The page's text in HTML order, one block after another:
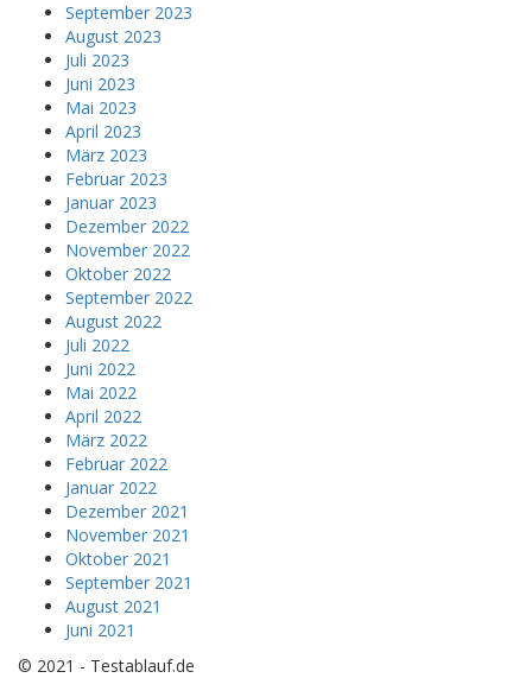
September 2023
August 2023
Juli 2023
Juni 2023
Mai 2023
April 2023
März 2023
Februar 2023
Januar 2023
Dezember 2022
November 2022
Oktober 2022
September 2022
August 2022
Juli 2022
Juni 2022
Mai 2022
April 2022
März 2022
Februar 2022
Januar 2022
Dezember 2021
November 2021
Oktober 2021
September 2021
August 2021
Juni 2021
© 2021 - Testablauf.de